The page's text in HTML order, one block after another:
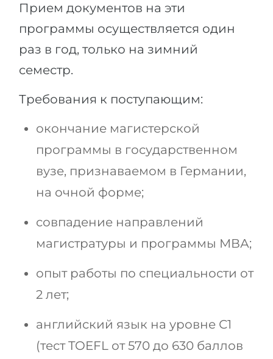
Прием документов на эти
программы осуществляется один
раз в год, только на зимний
семестр.
Требования к поступающим:
окончание магистерской
программы в государственном
вузе, признаваемом в Германии,
на очной форме;
совпадение направлений
магистратуры и программы МВА;
опыт работы по специальности от
2 лет;
английский язык на уровне С1
(тест TOEFL от 570 до 630 баллов